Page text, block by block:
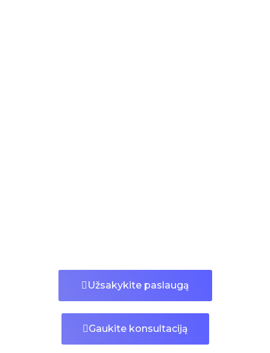
Užsakykite paslaugą
Gaukite konsultaciją